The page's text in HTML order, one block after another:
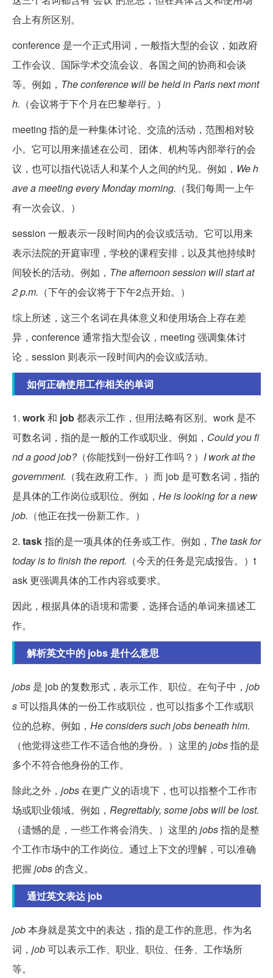
合上有所区别。
conference 是一个正式用词，一般指大型的会议，如政府
工作会议、国际学术交流会议、各国之间的协商和会谈
等。例如， The conference will be held in Paris next mont
h. （会议将于下个月在巴黎举行。）
meeting 指的是一种集体讨论、交流的活动，范围相对较
小。它可以用来描述在公司、团体、机构等内部举行的会
议，也可以指代说话人和某个人之间的约见。例如， We h
ave a meeting every Monday morning. （我们每周一上午
有一次会议。）
session 一般表示一段时间内的会议或活动。它可以用来
表示法院的开庭审理，学校的课程安排，以及其他持续时
间较长的活动。例如， The afternoon session will start at
2 p.m. （下午的会议将于下午2点开始。）
综上所述，这三个名词在具体意义和使用场合上存在差
异，conference 通常指大型会议，meeting 强调集体讨
论，session 则表示一段时间内的会议或活动。
如何正确使用工作相关的单词
1. work和 job都表示工作，但用法略有区别。work 是不
可数名词，指的是一般的工作或职业。例如， Could you fi
nd a good job?（你能找到一份好工作吗？） I work at the
government. （我在政府工作。）而 job 是可数名词，指的
是具体的工作岗位或职位。例如， He is looking for a new
job. （他正在找一份新工作。）
2. task指的是一项具体的任务或工作。例如， The task for
today is to finish the report. （今天的任务是完成报告。）t
ask 更强调具体的工作内容或要求。
因此，根据具体的语境和需要，选择合适的单词来描述工
作。
解析英文中的 jobs 是什么意思
jobs 是 job 的复数形式，表示工作、职位。在句子中， job
s可以指具体的一份工作或职位，也可以指多个工作或职
位的总称。例如， He considers such jobs beneath him.
（他觉得这些工作不适合他的身份。）这里的 jobs指的是
多个不符合他身份的工作。
除此之外， jobs在更广义的语境下，也可以指整个工作市
场或职业领域。例如， Regrettably, some jobs will be lost.
（遗憾的是，一些工作将会消失。）这里的 jobs指的是整
个工作市场中的工作岗位。通过上下文的理解，可以准确
把握 jobs 的含义。
通过英文表达 job
job本身就是英文中的表达，指的是工作的意思。作为名
词， job可以表示工作、职业、职位、任务、工作场所
等。